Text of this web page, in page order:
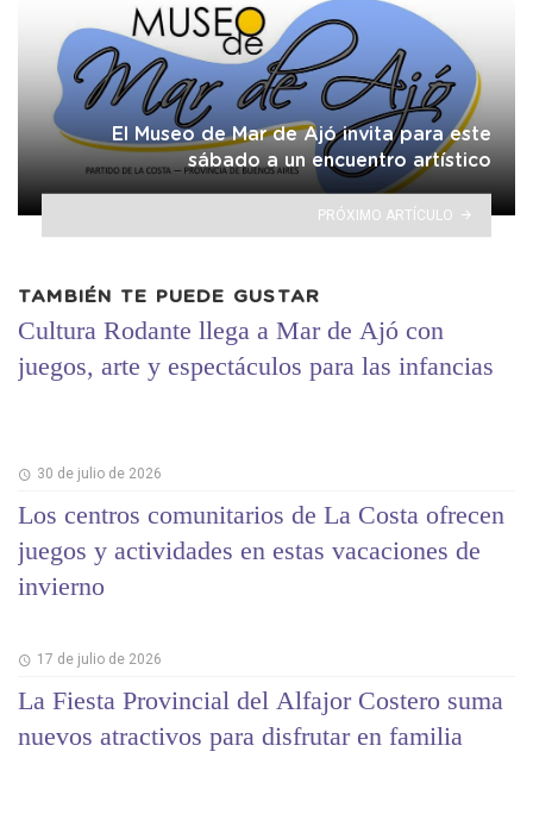
El Museo de Mar de Ajó invita para este
sábado a un encuentro artístico
PRÓXIMO ARTÍCULO
TAMBIÉN TE PUEDE GUSTAR
Cultura Rodante llega a Mar de Ajó con
juegos, arte y espectáculos para las infancias
30 de julio de 2026
Los centros comunitarios de La Costa ofrecen
juegos y actividades en estas vacaciones de
invierno
17 de julio de 2026
La Fiesta Provincial del Alfajor Costero suma
nuevos atractivos para disfrutar en familia